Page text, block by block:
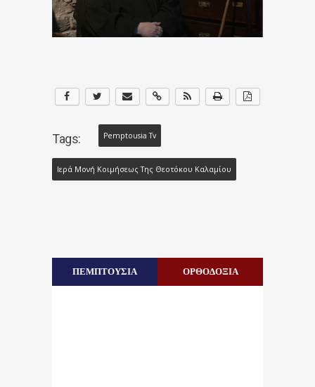
Tags: Pemptousia Tv
Ιερά Μονή Κοιμήσεως Της Θεοτόκου Καλαμίου
ΠΕΜΠΤΟΥΣΙΑ ΟΡΘΟΔΟΞΙΑ